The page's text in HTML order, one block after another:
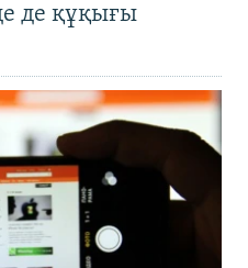
де құқығы